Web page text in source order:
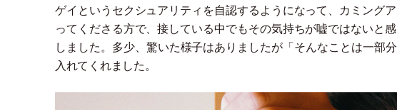
ゲイというセクシュアリティを自認するようになって、カミング
ってくださる方で、接している中でもその気持ちが嘘ではないと
しました。多少、驚いた様子はありましたが 「 そんなことは一部
入れてくれました。